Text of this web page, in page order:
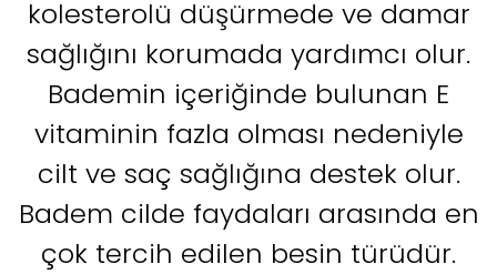
kolesterolü düşürmede ve damar
sağlığını korumada yardımcı olur.
Bademin içeriğinde bulunan E
vitaminin fazla olması nedeniyle
cilt ve saç sağlığına destek olur.
Badem cilde faydaları arasında en
çok tercih edilen besin türüdür.